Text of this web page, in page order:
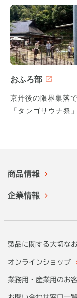
おふろ部
京丹後の限界集落
「タンゴサウナ祭
商品情報
企業情報
製品に関する大切な
オンラインショップ
業務用・産業用のお